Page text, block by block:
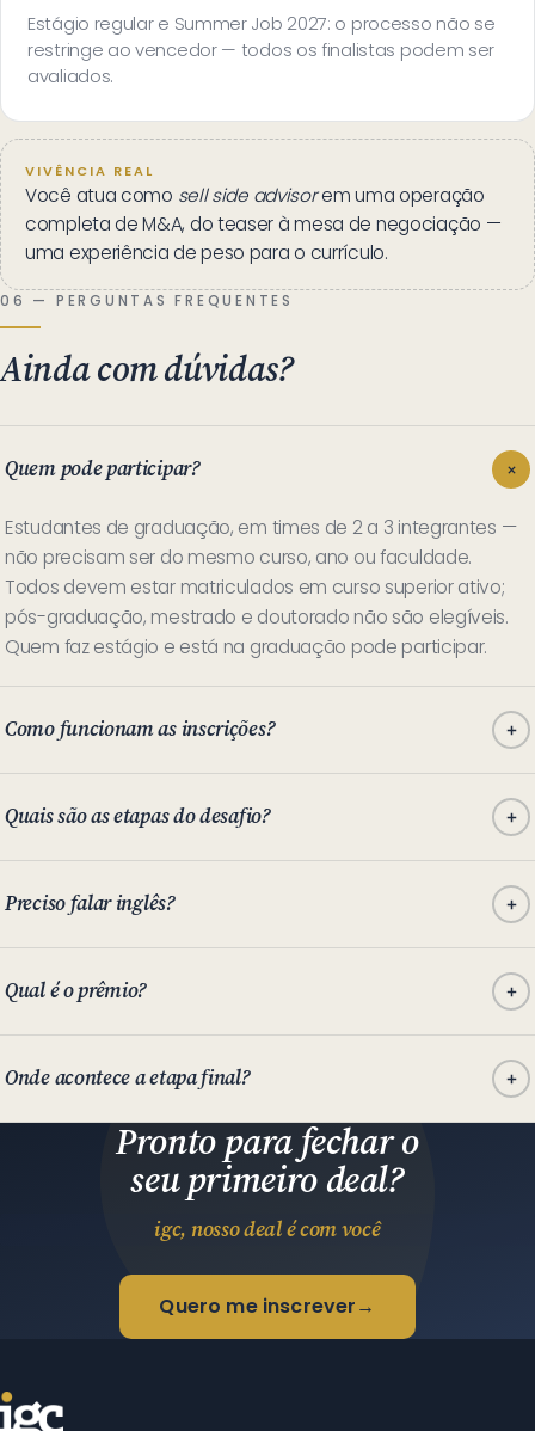
Estágio regular e Summer Job 2027: o processo não se
restringe ao vencedor — todos os finalistas podem ser
avaliados.
VIVÊNCIA REAL
Você atua como sell side advisorem uma operação
completa de M&A, do teaser à mesa de negociação —
uma experiência de peso para o currículo.
06 — PERGUNTAS FREQUENTES
Ainda com dúvidas?
Quem pode participar?
Estudantes de graduação, em times de 2 a 3 integrantes —
não precisam ser do mesmo curso, ano ou faculdade.
Todos devem estar matriculados em curso superior ativo;
pós-graduação, mestrado e doutorado não são elegíveis.
Quem faz estágio e está na graduação pode participar.
Como funcionam as inscrições?
Quais são as etapas do desafio?
Preciso falar inglês?
Qual é o prêmio?
Onde acontece a etapa final?
Pronto para fechar o
seu primeiro deal?
igc, nosso deal é com você
Quero me inscrever→